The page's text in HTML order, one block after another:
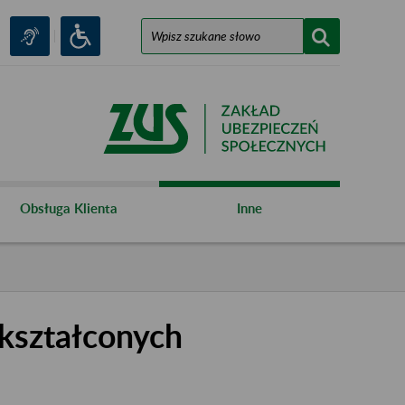
Obsługa Klienta Inne